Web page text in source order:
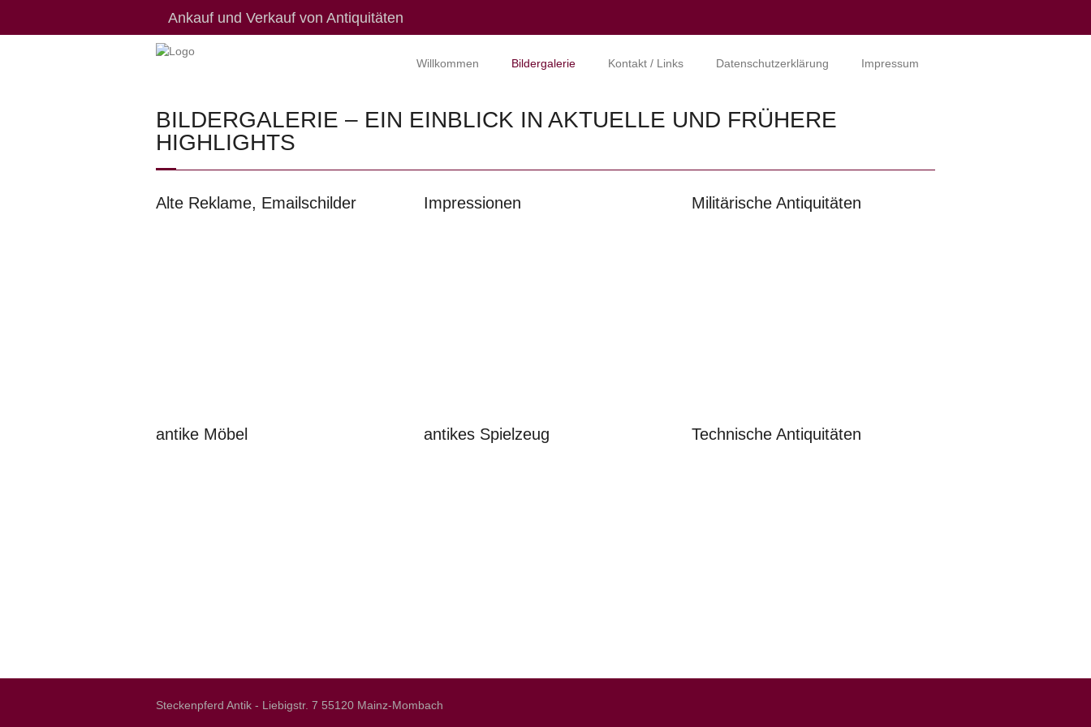
Ankauf und Verkauf von Antiquitäten
Willkommen Bildergalerie Kontakt / Links Datenschutzerklärung Impressum
BILDERGALERIE – EIN EINBLICK IN AKTUELLE UND FRÜHERE
HIGHLIGHTS
Alte Reklame, Emailschilder
antike Möbel
Impressionen
antikes Spielzeug
Militärische Antiquitäten
Technische Antiquitäten
Steckenpferd Antik - Liebigstr. 7 55120 Mainz-Mombach